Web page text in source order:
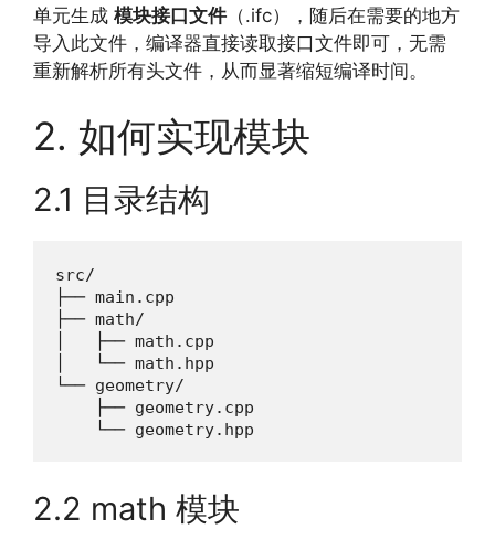
单元生成 模块接口文件 （.ifc），随后在需要的地方
导入此文件，编译器直接读取接口文件即可，无需
重新解析所有头文件，从而显著缩短编译时间。
2. 如何实现模块
2.1 目录结构
src/
├── main.cpp
├── math/
│   ├── math.cpp
│   └── math.hpp
└── geometry/
    ├── geometry.cpp
    └── geometry.hpp
2.2 math 模块